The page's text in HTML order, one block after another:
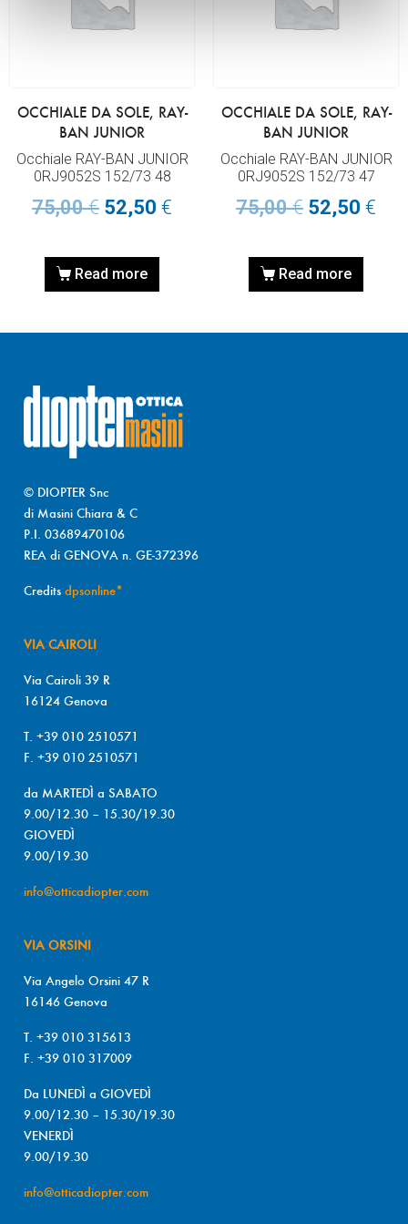
OCCHIALE DA SOLE, RAY-
BAN JUNIOR
Occhiale RAY-BAN JUNIOR
0RJ9052S 152/73 48
75,00€ 52,50 €
Read more
OCCHIALE DA SOLE, RAY-
BAN JUNIOR
Occhiale RAY-BAN JUNIOR
0RJ9052S 152/73 47
75,00€ 52,50 €
Read more
© DIOPTER Snc
di Masini Chiara & C
P.I. 03689470106
REA di GENOVA n. GE-372396
Credits dpsonline*
VIA CAIROLI
Via Cairoli 39 R
16124 Genova
T. +39 010 2510571
F. +39 010 2510571
da MARTEDÌ a SABATO
9.00/12.30 – 15.30/19.30
GIOVEDÌ
9.00/19.30
info@otticadiopter.com
VIA ORSINI
Via Angelo Orsini 47 R
16146 Genova
T. +39 010 315613
F. +39 010 317009
Da LUNEDÌ a GIOVEDÌ
9.00/12.30 – 15.30/19.30
VENERDÌ
9.00/19.30
info@otticadiopter.com